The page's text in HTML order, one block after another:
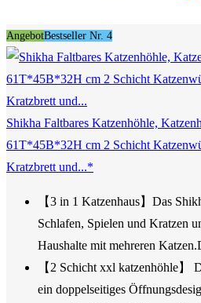
AngebotBestseller Nr. 4
Shikha Faltbares Katzenhöhle,
61T*45B*32H cm 2 Schicht
Kratzbrett und...*
【3 in 1 Katzenhaus】Das
Schlafen, Spielen und Kratzen
Haushalte mit mehreren
【2 Schicht xxl katzenhöhle】
ein doppelseitiges